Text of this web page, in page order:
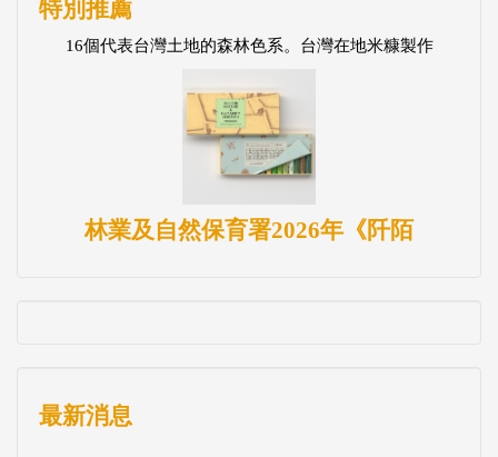
特別推薦
16個代表台灣土地的森林色系。台灣在地米糠製作
林業及自然保育署2026年《阡陌
最新消息